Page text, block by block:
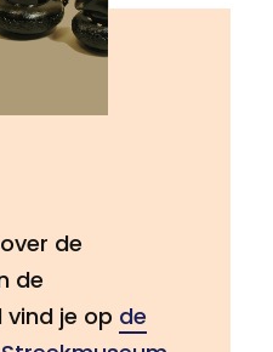
de
de
je op de